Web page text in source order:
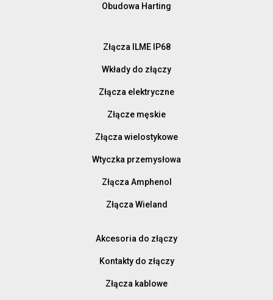
Obudowa Harting
Złącza ILME IP68
Wkłady do złączy
Złącza elektryczne
Złącze męskie
Złącza wielostykowe
Wtyczka przemysłowa
Złącza Amphenol
Złącza Wieland
Akcesoria do złączy
Kontakty do złączy
Złącza kablowe